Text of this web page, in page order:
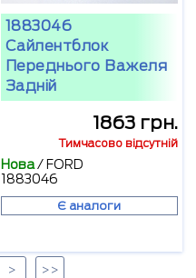
1883046
Сайлентблок
Переднього Важеля
Задній
1863 грн.
Тимчасово відсутній
Нова/ FORD
1883046
Є аналоги
> >>